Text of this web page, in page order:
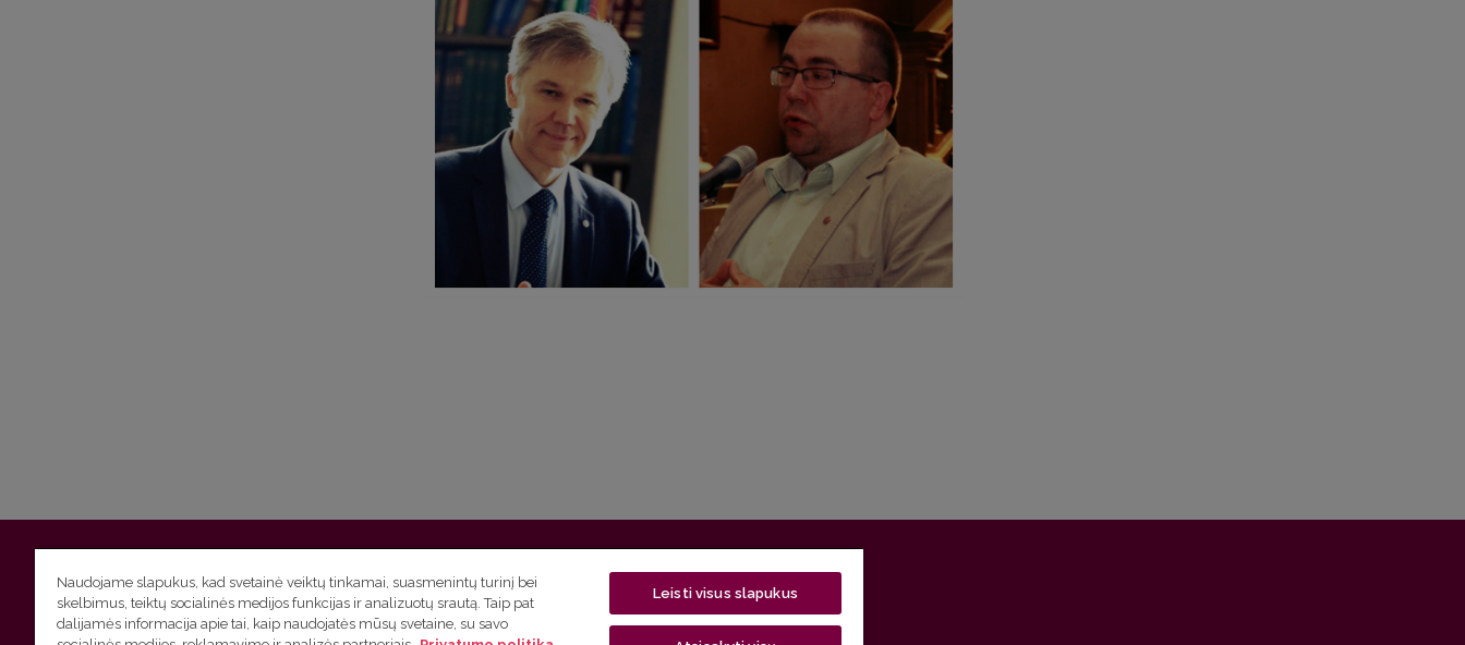
Vilniaus universitetas Filologijos fakultetas | Universiteto g. 5, LT-01131 Vilnius
Studijų skyriaus(studijų ir tvarkaraščio klausimai) tel. (0 5) 268 7208 | El. paštasstudijos@flf.vu.lt
Naudojame slapukus, kad svetainė veiktų tinkamai, suasmenintų turinį bei
skelbimus, teiktų socialinės medijos funkcijas ir analizuotų srautą. Taip pat
dalijamės informacija apie tai, kaip naudojatės mūsų svetaine, su savo
Leisti visus slapukus